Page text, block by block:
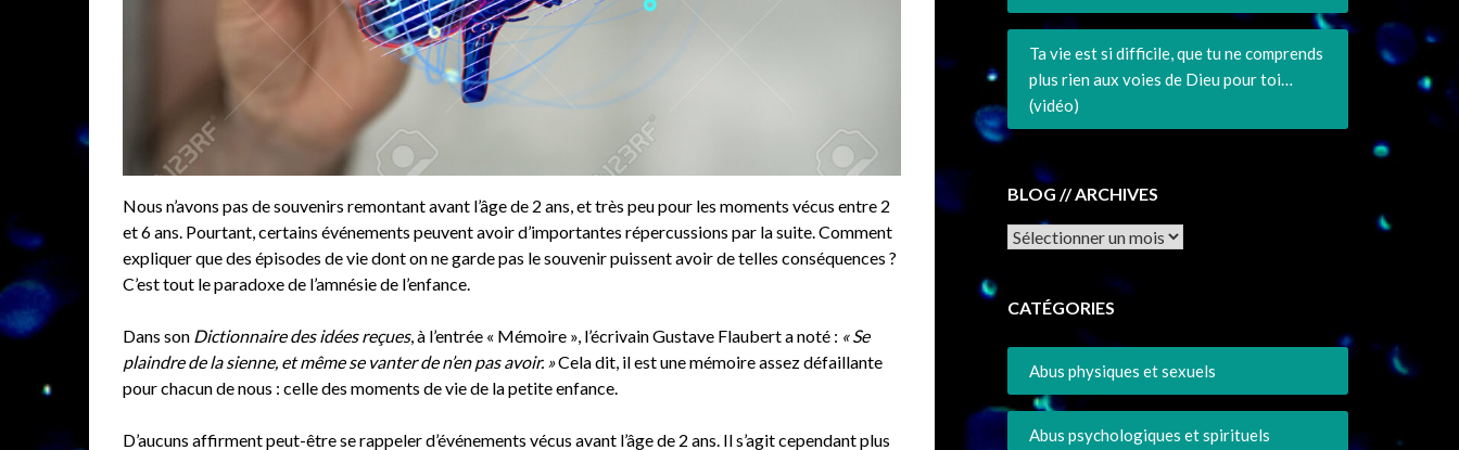
Nous n’avons pas de souvenirs remontant avant l’âge de 2 ans, et très peu pour les moments vécus entre 2
et 6 ans. Pourtant, certains événements peuvent avoir d’importantes répercussions par la suite. Comment
expliquer que des épisodes de vie dont on ne garde pas le souvenir puissent avoir de telles conséquences ?
C’est tout le paradoxe de l’amnésie de l’enfance.
Dans son Dictionnaire des idées reçues, à l’entrée « Mémoire », l’écrivain Gustave Flaubert a noté : « Se
plaindre de la sienne, et même se vanter de n’en pas avoir. »Cela dit, il est une mémoire assez défaillante
pour chacun de nous : celle des moments de vie de la petite enfance.
D’aucuns affirment peut-être se rappeler d’événements vécus avant l’âge de 2 ans. Il s’agit cependant plus
Ta vie est si difficile, que tu ne comprends
plus rien aux voies de Dieu pour toi…
(vidéo)
BLOG // ARCHIVES
Archives
CATÉGORIES
Abus physiques et sexuels
Abus psychologiques et spirituels